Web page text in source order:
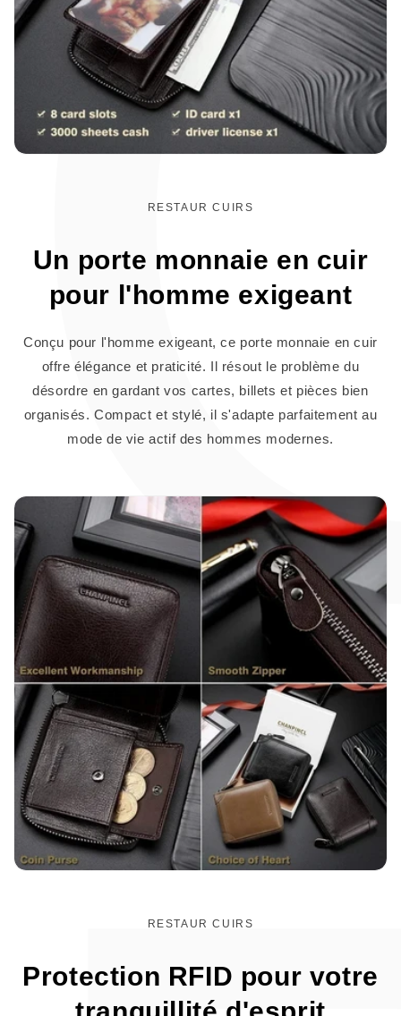
RESTAUR CUIRS
Un porte monnaie en cuir
pour l'homme exigeant
Conçu pour l'homme exigeant, ce porte monnaie en cuir
offre élégance et praticité. Il résout le problème du
désordre en gardant vos cartes, billets et pièces bien
organisés. Compact et stylé, il s'adapte parfaitement au
mode de vie actif des hommes modernes.
RESTAUR CUIRS
Protection RFID pour votre